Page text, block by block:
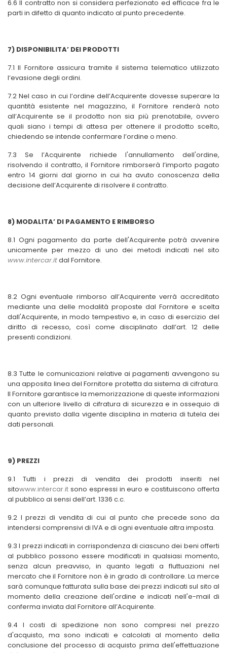
6.6 Il contratto non si considera perfezionato ed efficace fra le
parti in difetto di quanto indicato al punto precedente.
7) DISPONIBILITA’ DEI PRODOTTI
7.1 Il Fornitore assicura tramite il sistema telematico utilizzato
l’evasione degli ordini.
7.2 Nel caso in cui l’ordine dell’Acquirente dovesse superare la
quantità esistente nel magazzino, il Fornitore renderà noto
all’Acquirente se il prodotto non sia più prenotabile, ovvero
quali siano i tempi di attesa per ottenere il prodotto scelto,
chiedendo se intende confermare l’ordine o meno.
7.3 Se l’Acquirente richiede l'annullamento dell'ordine,
risolvendo il contratto, il Fornitore rimborserà l’importo pagato
entro 14 giorni dal giorno in cui ha avuto conoscenza della
decisione dell’Acquirente di risolvere il contratto.
8) MODALITA’ DI PAGAMENTO E RIMBORSO
8.1 Ogni pagamento da parte dell'Acquirente potrà avvenire
unicamente per mezzo di uno dei metodi indicati nel sito
www.intercar.itdal Fornitore.
8.2 Ogni eventuale rimborso all’Acquirente verrà accreditato
mediante una delle modalità proposte dal Fornitore e scelta
dall'Acquirente, in modo tempestivo e, in caso di esercizio del
diritto di recesso, così come disciplinato dall’art. 12 delle
presenti condizioni.
8.3 Tutte le comunicazioni relative ai pagamenti avvengono su
una apposita linea del Fornitore protetta da sistema di cifratura.
Il Fornitore garantisce la memorizzazione di queste informazioni
con un ulteriore livello di cifratura di sicurezza e in ossequio di
quanto previsto dalla vigente disciplina in materia di tutela dei
dati personali.
9) PREZZI
9.1 Tutti i prezzi di vendita dei prodotti inseriti nel
sitowww.intercar.it sono espressi in euro e costituiscono offerta
al pubblico ai sensi dell’art. 1336 c.c.
9.2 I prezzi di vendita di cui al punto che precede sono da
intendersi comprensivi di IVA e di ogni eventuale altra imposta.
9.3 I prezzi indicati in corrispondenza di ciascuno dei beni offerti
al pubblico possono essere modificati in qualsiasi momento,
senza alcun preavviso, in quanto legati a fluttuazioni nel
mercato che il Fornitore non è in grado di controllare.La merce
sarà comunque fatturata sulla base dei prezzi indicati sul sito al
momento della creazione dell'ordine e indicati nell'e-mail di
conferma inviata dal Fornitore all’Acquirente.
9.4 I costi di spedizione non sono compresi nel prezzo
d'acquisto, ma sono indicati e calcolati al momento della
conclusione del processo di acquisto prima dell'effettuazione